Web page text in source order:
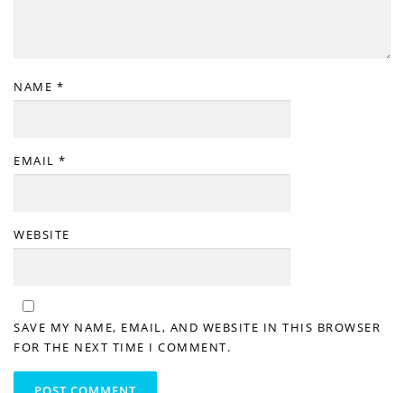
NAME *
EMAIL *
WEBSITE
SAVE MY NAME, EMAIL, AND WEBSITE IN THIS BROWSER
FOR THE NEXT TIME I COMMENT.